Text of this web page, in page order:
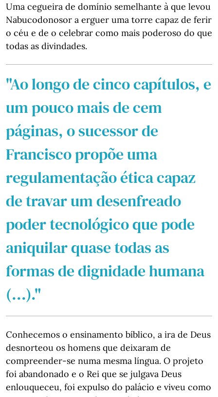
Uma cegueira de domínio semelhante à que levou
Nabucodonosor a erguer uma torre capaz de ferir
o céu e de o celebrar como mais poderoso do que
todas as divindades.
"Ao longo de cinco capítulos, e
um pouco mais de cem
páginas, o sucessor de
Francisco propõe uma
regulamentação ética capaz
de travar um desenfreado
poder tecnológico que pode
aniquilar quase todas as
formas de dignidade humana
(...)."
Conhecemos o ensinamento bíblico, a ira de Deus
desnorteou os homens que deixaram de
compreender-se numa mesma língua. O projeto
foi abandonado e o Rei que se julgava Deus
enlouqueceu, foi expulso do palácio e viveu como